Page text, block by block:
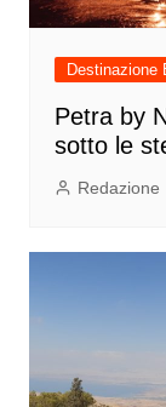
Destinazione
Petra by
sotto le
Redazione